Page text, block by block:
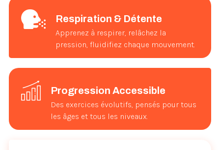
Respiration & Détente
Apprenez à respirer, relâchez la
pression, fluidifiez chaque mouvement.
Progression Accessible
Des exercices évolutifs, pensés pour tous
les âges et tous les niveaux.